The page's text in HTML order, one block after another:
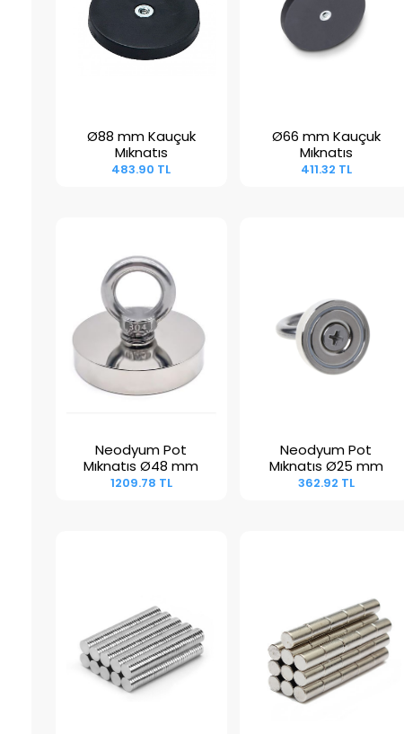
Sepete Ekle
Ø88 mm Kauçuk
Mıknatıs
483.90 TL
Sepete Ekle
Ø66 mm Kauçuk
Mıknatıs
411.32 TL
Sepete Ekle
Neodyum Pot
Mıknatıs Ø48 mm
1209.78 TL
Sepete Ekle
Neodyum Pot
Mıknatıs Ø25 mm
362.92 TL